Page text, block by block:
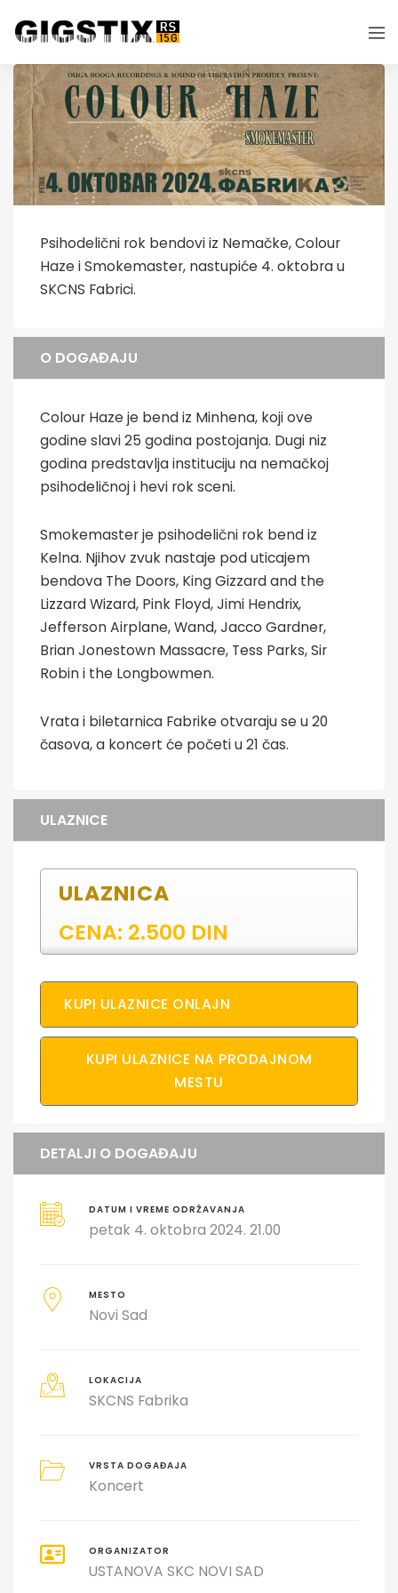
Psihodelični rok bendovi iz Nemačke, Colour
Haze i Smokemaster, nastupiće 4. oktobra u
SKCNS Fabrici.
O DOGAĐAJU
Colour Haze je bend iz Minhena, koji ove
godine slavi 25 godina postojanja. Dugi niz
godina predstavlja instituciju na nemačkoj
psihodeličnoj i hevi rok sceni.
Smokemaster je psihodelični rok bend iz
Kelna. Njihov zvuk nastaje pod uticajem
bendova The Doors, King Gizzard and the
Lizzard Wizard, Pink Floyd, Jimi Hendrix,
Jefferson Airplane, Wand, Jacco Gardner,
Brian Jonestown Massacre, Tess Parks, Sir
Robin i the Longbowmen.
Vrata i biletarnica Fabrike otvaraju se u 20
časova, a koncert će početi u 21 čas.
ULAZNICE
ULAZNICA
CENA: 2.500 DIN
KUPI ULAZNICE ONLAJN
KUPI ULAZNICE NA PRODAJNOM
MESTU
DETALJI O DOGAĐAJU
DATUM I VREME ODRŽAVANJA
petak 4. oktobra 2024. 21.00
MESTO
Novi Sad
LOKACIJA
SKCNS Fabrika
VRSTA DOGAĐAJA
Koncert
ORGANIZATOR
USTANOVA SKC NOVI SAD